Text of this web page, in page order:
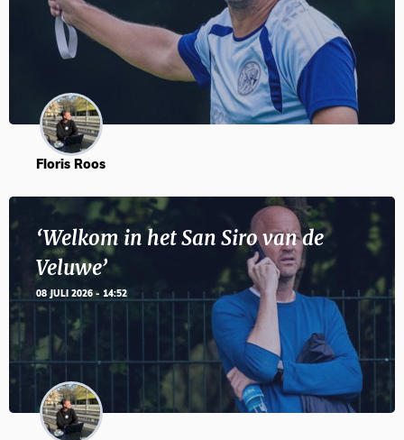
Floris Roos
‘Welkom in het San Siro van de
Veluwe’
08 JULI 2026 - 14:52